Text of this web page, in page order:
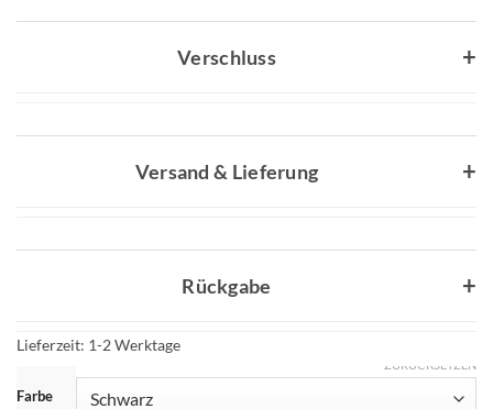
Verschluss
Versand & Lieferung
Rückgabe
Lieferzeit: 1-2 Werktage
Farbe
ZURÜCKSETZEN